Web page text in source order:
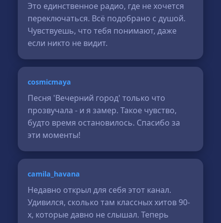
Это единственное радио, где не хочется
переключаться. Всё подобрано с душой.
Чувствуешь, что тебя понимают, даже
если никто не видит.
cosmicmaya
Песня 'Вечерний город' только что
прозвучала - и я замер. Такое чувство,
будто время остановилось. Спасибо за
эти моменты!
camila_havana
Недавно открыл для себя этот канал.
Удивился, сколько там классных хитов 90-
х, которые давно не слышал. Теперь